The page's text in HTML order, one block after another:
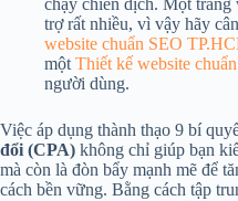
chạy chiến dịch. Một
trợ rất nhiều, vì vậy hãy
website chuẩn SEO
một Thiết kế website
người dùng.
Việc áp dụng thành thạo 9 bí
đổi (CPA) không chỉ giúp bạn
mà còn là đòn bẩy mạnh mẽ để
cách bền vững. Bằng cách tập